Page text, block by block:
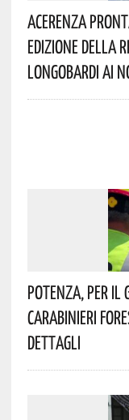
Acerenza
Edizione Della
Longobardi Ai
Potenza, Per Il
Carabinieri
Dettagli